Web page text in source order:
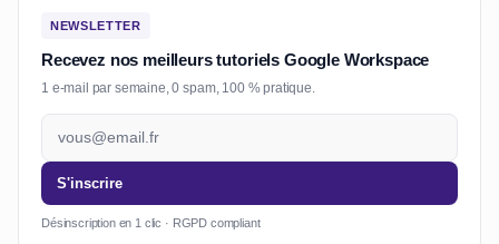
NEWSLETTER
Recevez nos meilleurs tutoriels Google Workspace
1 e-mail par semaine, 0 spam, 100 % pratique.
S'inscrire
Désinscription en 1 clic · RGPD compliant